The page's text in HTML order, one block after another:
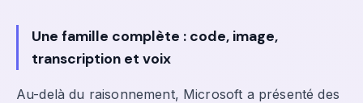
Une famille complète : code, image,
transcription et voix
Au-delà du raisonnement, Microsoft a présenté des